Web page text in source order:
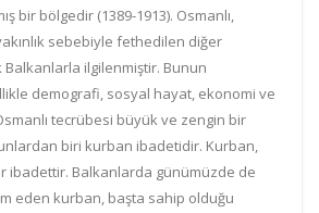
bir bölgedir (1389-1913). Osmanlı,
sebebiyle fethedilen diğer
ilgilenmiştir. Bunun
demografi, sosyal hayat, ekonomi ve
tecrübesi büyük ve zengin bir
biri kurban ibadetidir. Kurban,
ibadettir. Balkanlarda günümüzde de
eden kurban, başta sahip olduğu